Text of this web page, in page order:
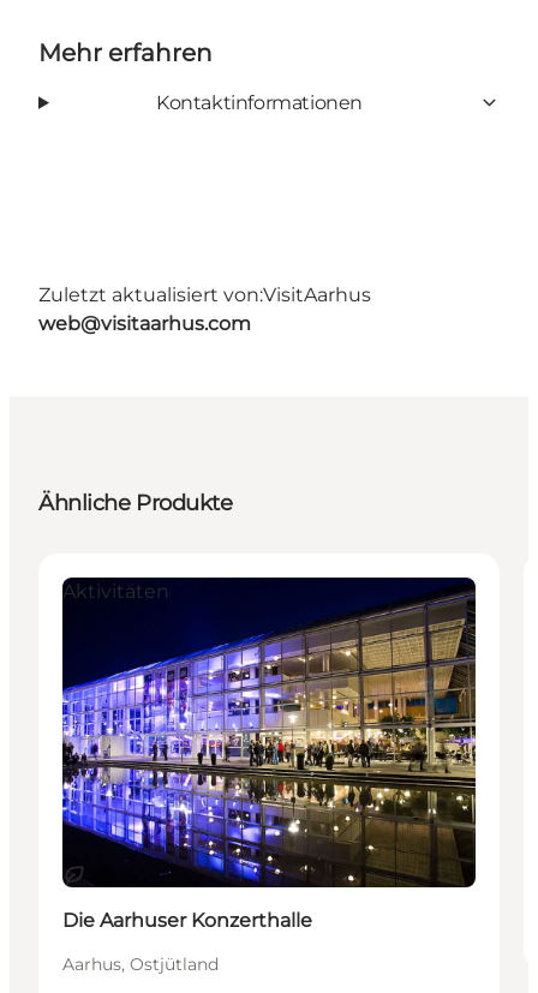
Mehr erfahren
Kontaktinformationen
Zuletzt aktualisiert von:VisitAarhus
web@visitaarhus.com
Ähnliche Produkte
Nachhaltig
Aktivitäten
Die Aarhuser Konzerthalle
Aarhus, Ostjütland